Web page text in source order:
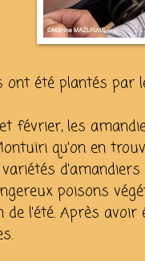
été plantés par
février, les
qu'on en
poisons
l'été. Après